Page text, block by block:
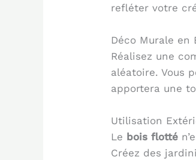
refléter votre
Déco Murale en
Réalisez une
aléatoire. Vous
apportera une
Utilisation
Le bois flotté
Créez des